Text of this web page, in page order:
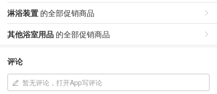
淋浴装置 的全部促销商品
其他浴室用品 的全部促销商品
评论
暂无评论，打开App写评论